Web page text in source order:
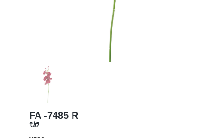
お問い合わせ
プライバシーポリシー
FA -7485 R
ﾓｶﾗ